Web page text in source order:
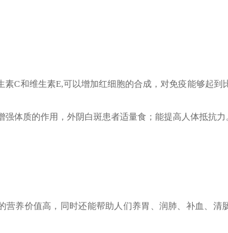
素C和维生素E,可以增加红细胞的合成，对免疫能够起到
强体质的作用，外阴白斑患者适量食；能提高人体抵抗力
营养价值高，同时还能帮助人们养胃、润肺、补血、清